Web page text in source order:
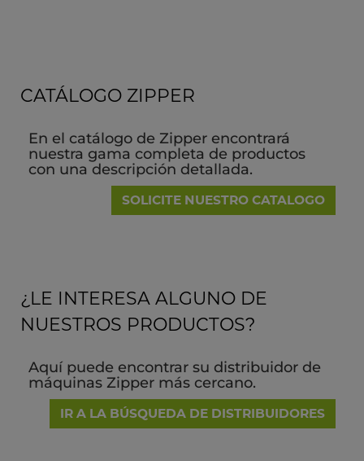
CATÁLOGO ZIPPER
En el catálogo de Zipper encontrará
nuestra gama completa de productos
con una descripción detallada.
SOLICITE NUESTRO CATALOGO
¿LE INTERESA ALGUNO DE
NUESTROS PRODUCTOS?
Aquí puede encontrar su distribuidor de
máquinas Zipper más cercano.
IR A LA BÚSQUEDA DE DISTRIBUIDORES